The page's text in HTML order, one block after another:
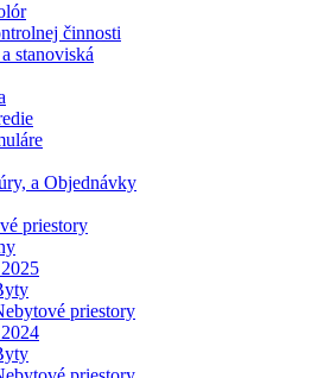
činnosti
stanoviská
a Objednávky
priestory
priestory